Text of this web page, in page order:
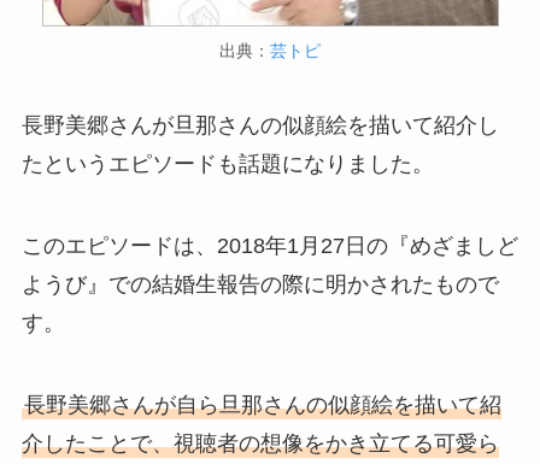
出典： 芸トピ
長野美郷さんが旦那さんの似顔絵を描いて紹介し
たというエピソードも話題になりました。
このエピソードは、2018年1月27日の『めざましど
ようび』での結婚生報告の際に明かされたもので
す。
長野美郷さんが自ら旦那さんの似顔絵を描いて紹
介したことで、視聴者の想像をかき立てる可愛ら